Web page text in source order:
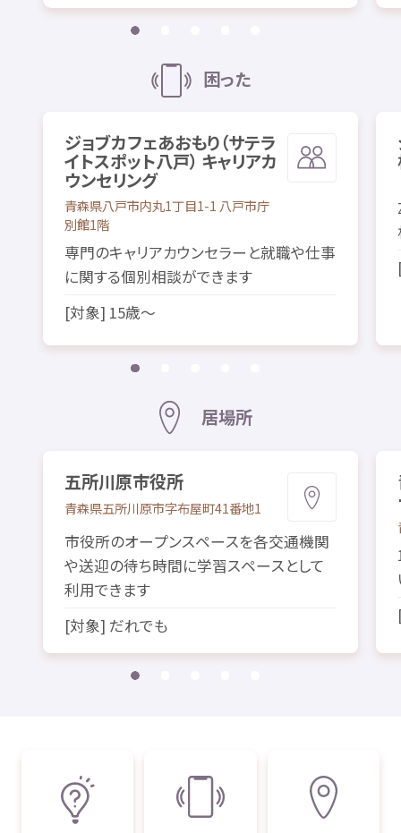
困った
ジョブカフェあおもり（サテラ
イトスポット八戸） キャリアカ
ウンセリング
青森県八戸市内丸1丁目1-1 八戸市庁
別館1階
専門のキャリアカウンセラーと就職や仕事
に関する個別相談ができます
[対象] 15歳～
居場所
五所川原市役所
青森県五所川原市字布屋町41番地1
市役所のオープンスペースを各交通機関
や送迎の待ち時間に学習スペースとして
利用できます
[対象] だれでも